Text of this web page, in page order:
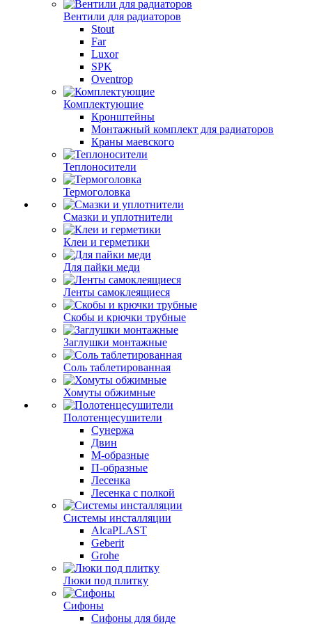
Вентили для радиаторов
Stout
Far
Luxor
SPK
Oventrop
Комплектующие
Кронштейны
Монтажный комплект для радиаторов
Краны маевского
Теплоносители
Термоголовка
Смазки и уплотнители
Клеи и герметики
Для пайки меди
Ленты самоклеящиеся
Скобы и крючки трубные
Заглушки монтажные
Соль таблетированная
Хомуты обжимные
Полотенцесушители
Сунержа
Двин
М-образные
П-образные
Лесенка
Лесенка с полкой
Системы инсталляции
AlcaPLAST
Geberit
Grohe
Люки под плитку
Сифоны
Сифoны для биде